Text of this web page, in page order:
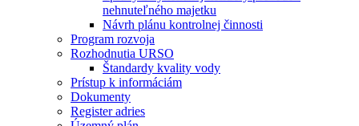
nehnuteľného majetku
Návrh plánu kontrolnej činnosti
Program rozvoja
Rozhodnutia URSO
Štandardy kvality vody
Prístup k informáciám
Dokumenty
Register adries